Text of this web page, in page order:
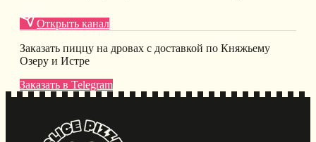
Открыть канал
Заказать пиццу на дровах с доставкой по Княжьему
Озеру и Истре
Заказать в Telegram